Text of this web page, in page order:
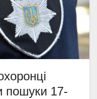
пошуки 17-